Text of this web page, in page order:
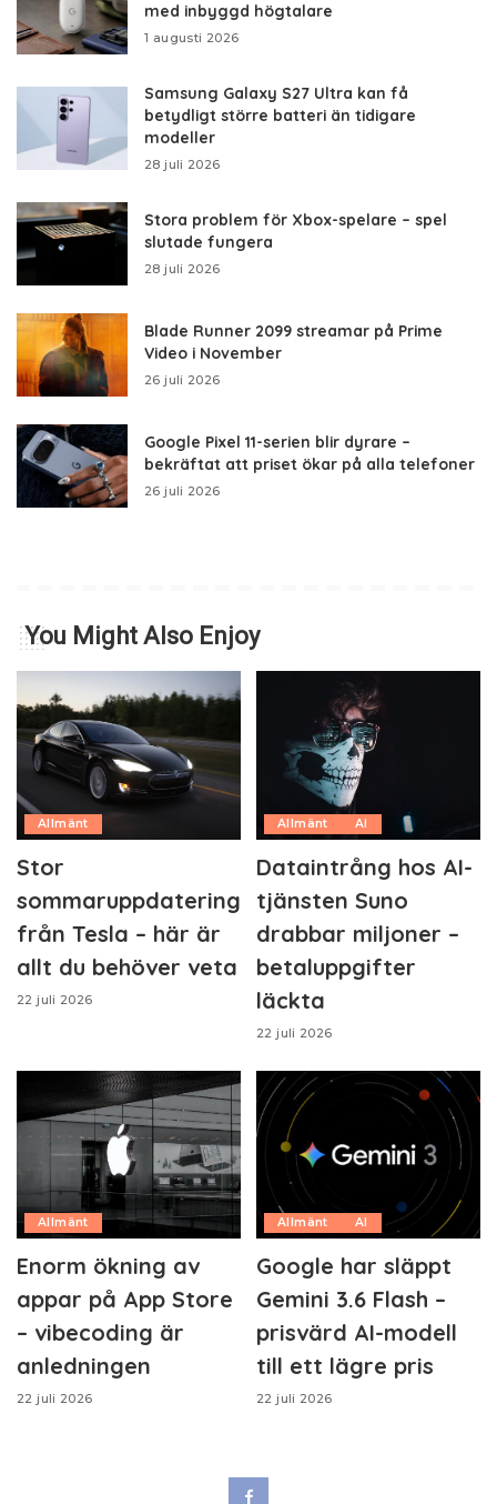
med inbyggd högtalare
1 augusti 2026
Samsung Galaxy S27 Ultra kan få
betydligt större batteri än tidigare
modeller
28 juli 2026
Stora problem för Xbox-spelare – spel
slutade fungera
28 juli 2026
Blade Runner 2099 streamar på Prime
Video i November
26 juli 2026
Google Pixel 11-serien blir dyrare –
bekräftat att priset ökar på alla telefoner
26 juli 2026
You Might Also Enjoy
Allmänt
Stor
sommaruppdatering
från Tesla – här är
allt du behöver veta
22 juli 2026
Allmänt AI
Dataintrång hos AI-
tjänsten Suno
drabbar miljoner –
betaluppgifter
läckta
22 juli 2026
Allmänt
Enorm ökning av
appar på App Store
– vibecoding är
anledningen
22 juli 2026
Allmänt AI
Google har släppt
Gemini 3.6 Flash –
prisvärd AI-modell
till ett lägre pris
22 juli 2026